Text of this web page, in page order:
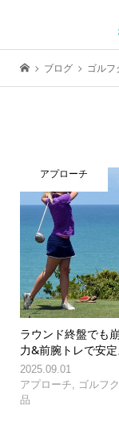
ブログ ゴルフ
アプローチ
ラウンド終盤でも
力&前腕トレで安
2025.09.01
アプローチ
ゴルフ
品